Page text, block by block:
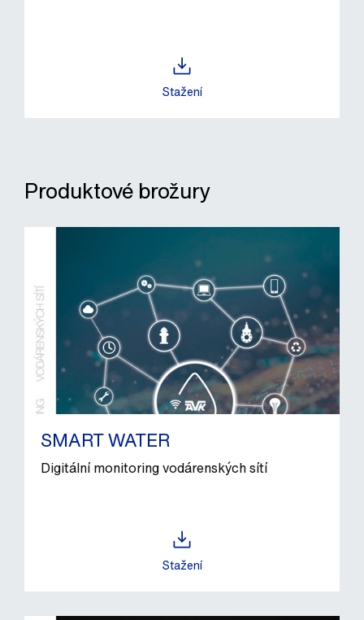
Stažení
Produktové brožury
SMART WATER
Digitální monitoring vodárenských sítí
Stažení